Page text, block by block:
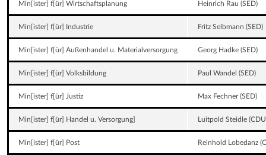
Min[ister] f[ür] Wirtschaftsplanung Heinrich Rau (SED)
Min[ister] f[ür] Industrie Fritz Selbmann (SED)
Min[ister] f[ür] Außenhandel u. Materialversorgung Georg Hadke (SED)
Min[ister] f[ür] Volksbildung Paul Wandel (SED)
Min[ister] f[ür] Justiz Max Fechner (SED)
Min[ister] f[ür] Handel u. Versorgung] Luitpold Steidle
Min[ister] f[ür] Post Reinhold Lobedanz